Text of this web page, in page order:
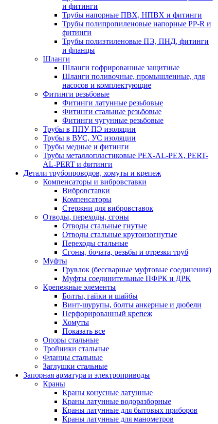
и фитинги
Трубы напорные ПВХ, НПВХ и фитинги
Трубы полипропиленовые напорные PP-R и
фитинги
Трубы полиэтиленовые ПЭ, ПНД, фитинги
и фланцы
Шланги
Шланги гофрированные защитные
Шланги поливочные, промышленные, для
насосов и комплектующие
Фитинги резьбовые
Фитинги латунные резьбовые
Фитинги стальные резьбовые
Фитинги чугунные резьбовые
Трубы в ППУ ПЭ изоляции
Трубы в ВУС, УС изоляции
Трубы медные и фитинги
Трубы металлопластиковые PEX-AL-PEX, PERT-
AL-PERT и фитинги
Детали трубопроводов, хомуты и крепеж
Компенсаторы и вибровставки
Вибровставки
Компенсаторы
Стержни для вибровставок
Отводы, переходы, сгоны
Отводы стальные гнутые
Отводы стальные крутоизогнутые
Переходы стальные
Сгоны, бочата, резьбы и отрезки труб
Муфты
Грувлок (бессварные муфтовые соединения)
Муфты соединительные ПФРК и ДРК
Крепежные элементы
Болты, гайки и шайбы
Винт-шурупы, болты анкерные и дюбели
Перфорированный крепеж
Хомуты
Показать все
Опоры стальные
Тройники стальные
Фланцы стальные
Заглушки стальные
Запорная арматура и электроприводы
Краны
Краны конусные латунные
Краны латунные водоразборные
Краны латунные для бытовых приборов
Краны латунные для манометров